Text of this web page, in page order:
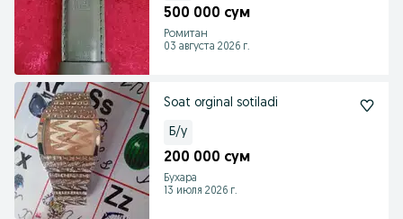
500 000 сум
Ромитан
03 августа 2026 г.
Soat orginal sotiladi
Б/у
200 000 сум
Бухара
13 июля 2026 г.